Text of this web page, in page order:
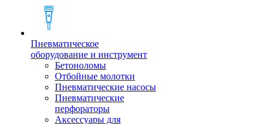
Пневматическое
оборудование и инструмент
Бетоноломы
Отбойные молотки
Пневматические насосы
Пневматические
перфораторы
Аксессуары для